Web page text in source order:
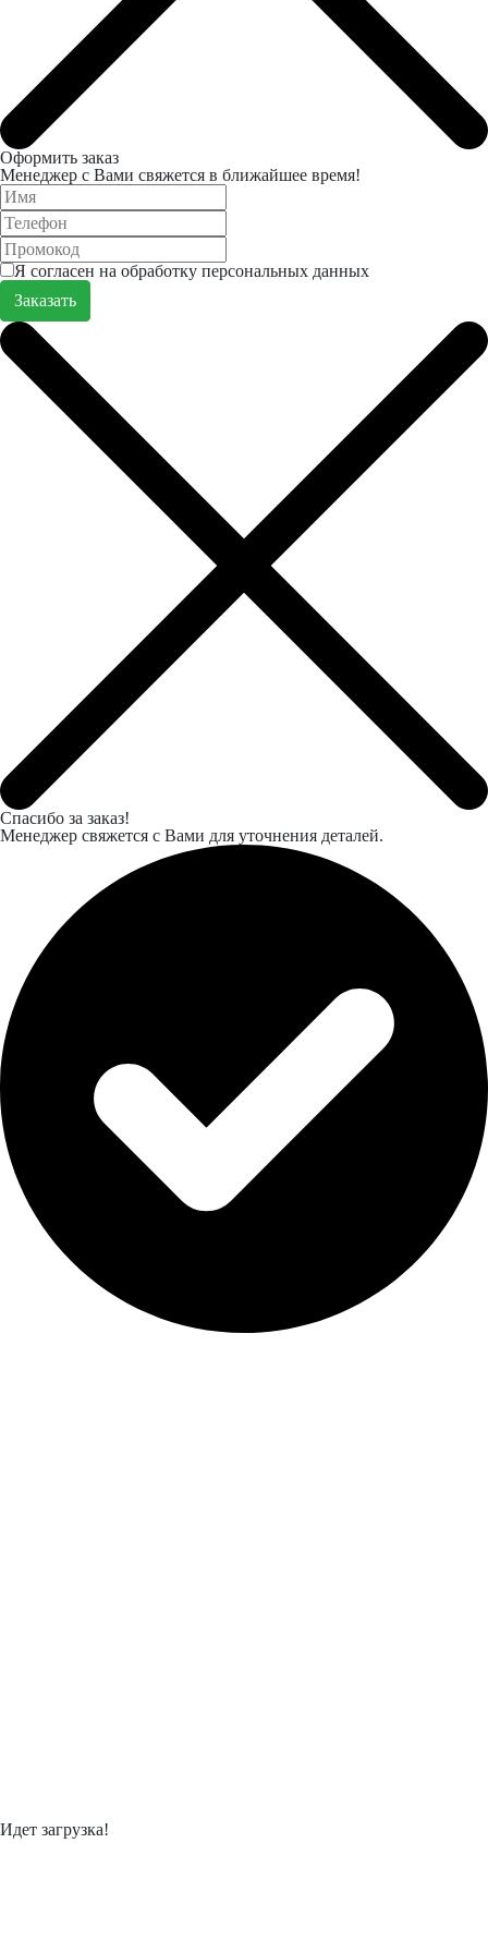
Оформить заказ
Менеджер с Вами свяжется в ближайшее время!
Я согласен на обработку персональных данных
Заказать
Спасибо за заказ!
Менеджер свяжется с Вами для уточнения деталей.
Идет загрузка!